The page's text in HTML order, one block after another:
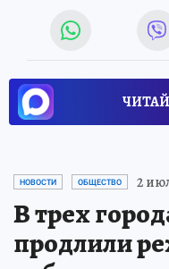
НОВОСТИ ОБЩЕСТВО 2
В трех
продлили